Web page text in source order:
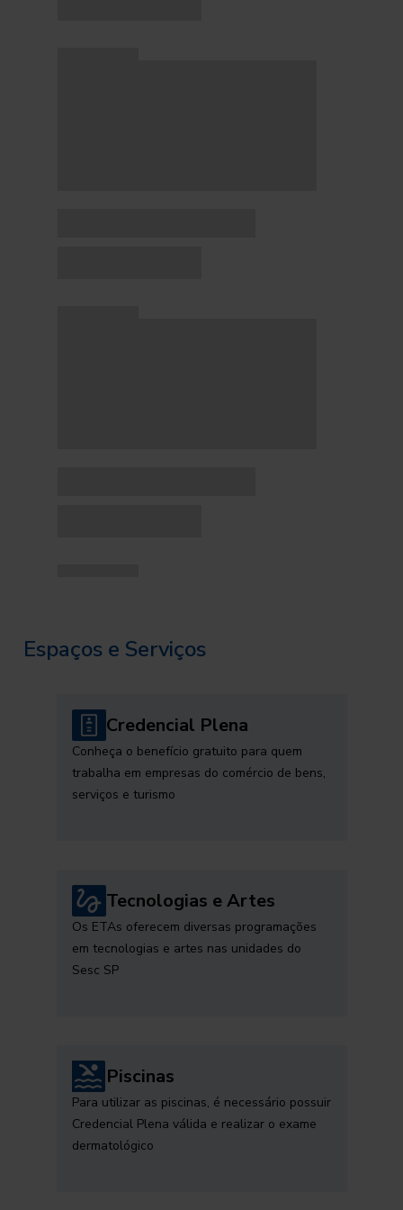
Espaços e Serviços
Credencial Plena
Conheça o benefício gratuito para quem
trabalha em empresas do comércio de bens,
serviços e turismo
Tecnologias e Artes
Os ETAs oferecem diversas programações
em tecnologias e artes nas unidades do
Sesc SP
Piscinas
Para utilizar as piscinas, é necessário possuir
Credencial Plena válida e realizar o exame
dermatológico